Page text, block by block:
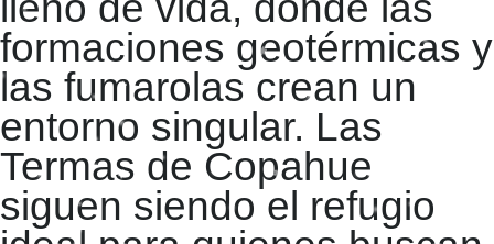
formaciones geotérmicas y
las fumarolas crean un
entorno singular. Las
Termas de Copahue
siguen siendo el refugio